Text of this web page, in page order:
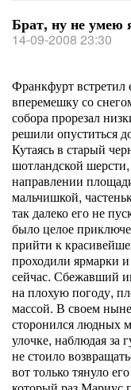
Брат, ну не умею
14-09-2008 23:30
Франкфурт
вперемешку со
собора прорезал
решили опуститься
Кутаясь в старый
шотландской
направлении
мальчишкой,
так далеко его не
было целое
прийти к
проходили ярмарки
сейчас. Сбежавший
на плохую погоду,
массой. В своем
сторонился людных
улочке, наблюдая
не стоило
вот только тянуло